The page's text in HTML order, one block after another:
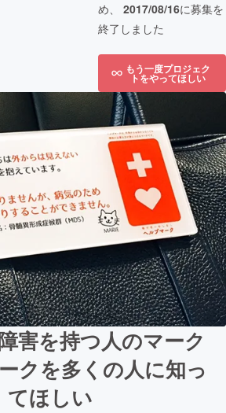
め、 2017/08/16に募集を
終了しました
もう一度プロジェク
トをやってほしい
害を持つ人のマーク
クを多くの人に知っ
てほしい